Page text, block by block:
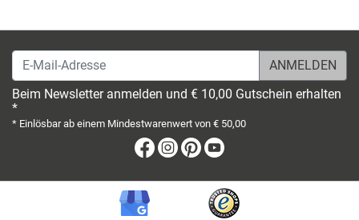
E-Mail-Adresse
Beim Newsletter anmelden und € 10,00 Gutschein erhalten
*
* Einlösbar ab einem Mindestwarenwert von € 50,00
Facebook
Instagram
Pinterest